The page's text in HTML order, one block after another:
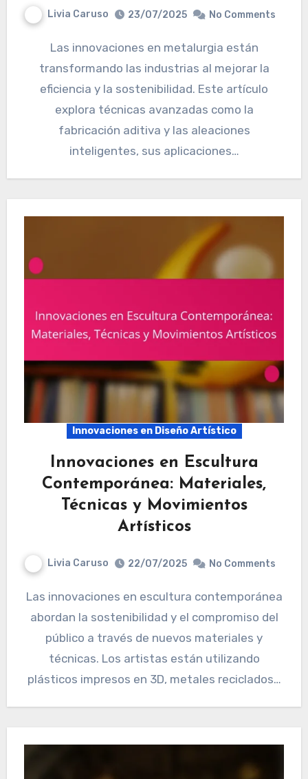
Livia Caruso 23/07/2025 No Comments
Las innovaciones en metalurgia están
transformando las industrias al mejorar la
eficiencia y la sostenibilidad. Este artículo
explora técnicas avanzadas como la
fabricación aditiva y las aleaciones
inteligentes, sus aplicaciones…
Innovaciones en Diseño Artístico
Innovaciones en Escultura
Contemporánea: Materiales,
Técnicas y Movimientos
Artísticos
Livia Caruso 22/07/2025 No Comments
Las innovaciones en escultura contemporánea
abordan la sostenibilidad y el compromiso del
público a través de nuevos materiales y
técnicas. Los artistas están utilizando
plásticos impresos en 3D, metales reciclados…